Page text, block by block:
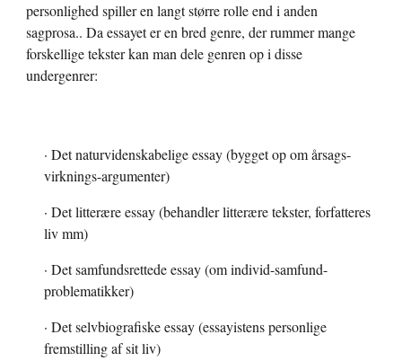
personlighed spiller en langt større rolle end i anden
sagprosa.. Da essayet er en bred genre, der rummer mange
forskellige tekster kan man dele genren op i disse
undergenrer:
· Det naturvidenskabelige essay (bygget op om årsags-
virknings-argumenter)
· Det litterære essay (behandler litterære tekster, forfatteres
liv mm)
· Det samfundsrettede essay (om individ-samfund-
problematikker)
· Det selvbiografiske essay (essayistens personlige
fremstilling af sit liv)